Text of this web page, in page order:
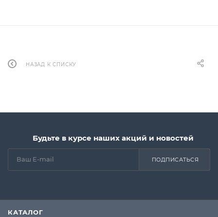
НАЗАД К СПИСКУ
Будьте в курсе наших акций и новостей
ПОДПИСАТЬСЯ
КАТАЛОГ